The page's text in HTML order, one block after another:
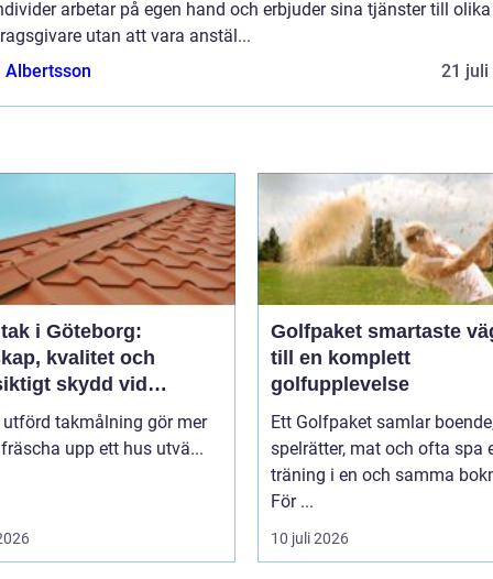
arbetar på egen hand och erbjuder sina tjänster till olika
utan att vara anstäl...
Albertsson
21 juli
i Göteborg:
kvalitet och
skydd vid
i Göteborg
utförd takmålning gör mer
upp ett hus utvä...
Golfpaket smartaste vägen
till en komplett
golfupplevelse
Ett Golfpaket samlar
spelrätter, mat och ofta spa
träning i en och samma
För ...
10 juli 2026